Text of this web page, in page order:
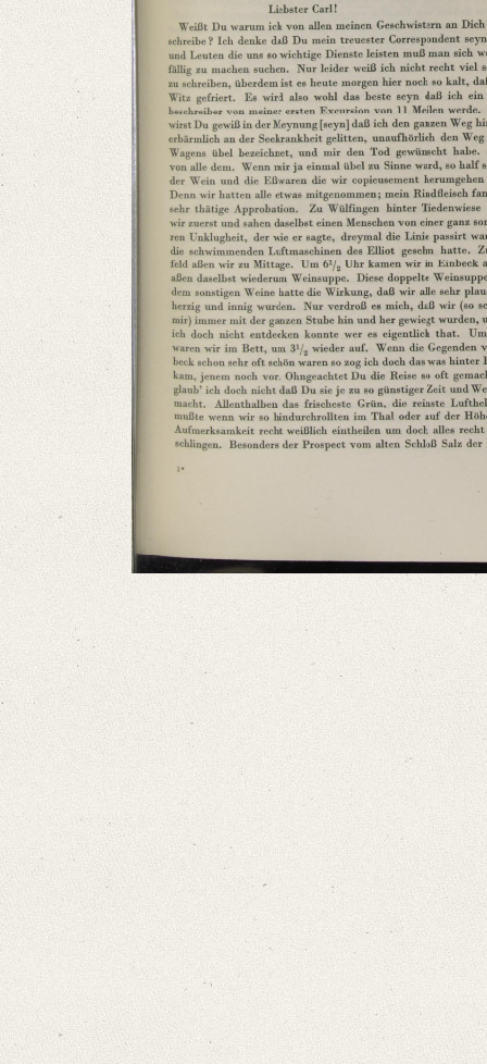
Provider: Leipzig, Universitätsbibliothek
Classification Number: II A IV 1528
Number of Pages: 4 S.
Language